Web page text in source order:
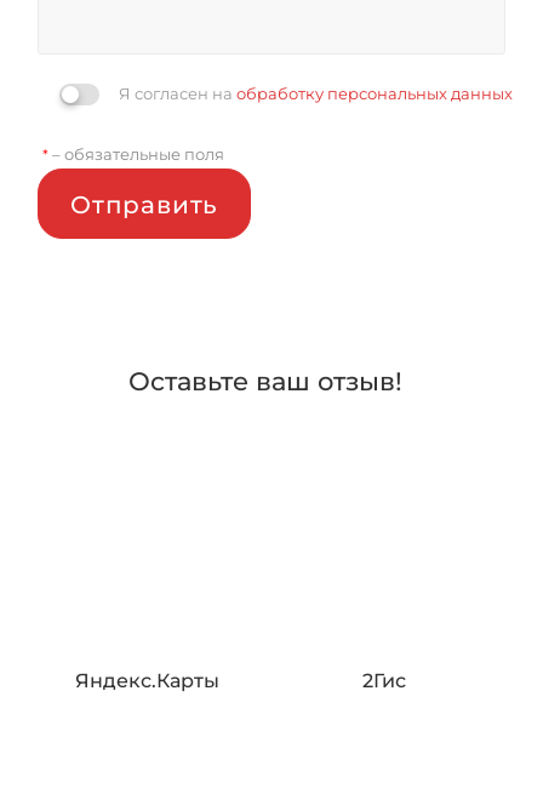
Я согласен на обработку персональных данных
Отправить
* – обязательные поля
Оставьте ваш отзыв!
Яндекс.Карты 2Гис